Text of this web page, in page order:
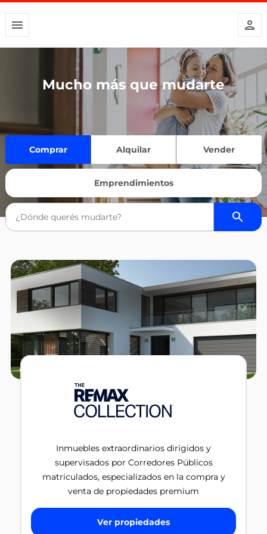
Mucho más que mudarte
Comprar Alquilar Vender
Emprendimientos
Inmuebles extraordinarios dirigidos y
supervisados por Corredores Públicos
matriculados, especializados en la compra y
venta de propiedades premium
Ver propiedades